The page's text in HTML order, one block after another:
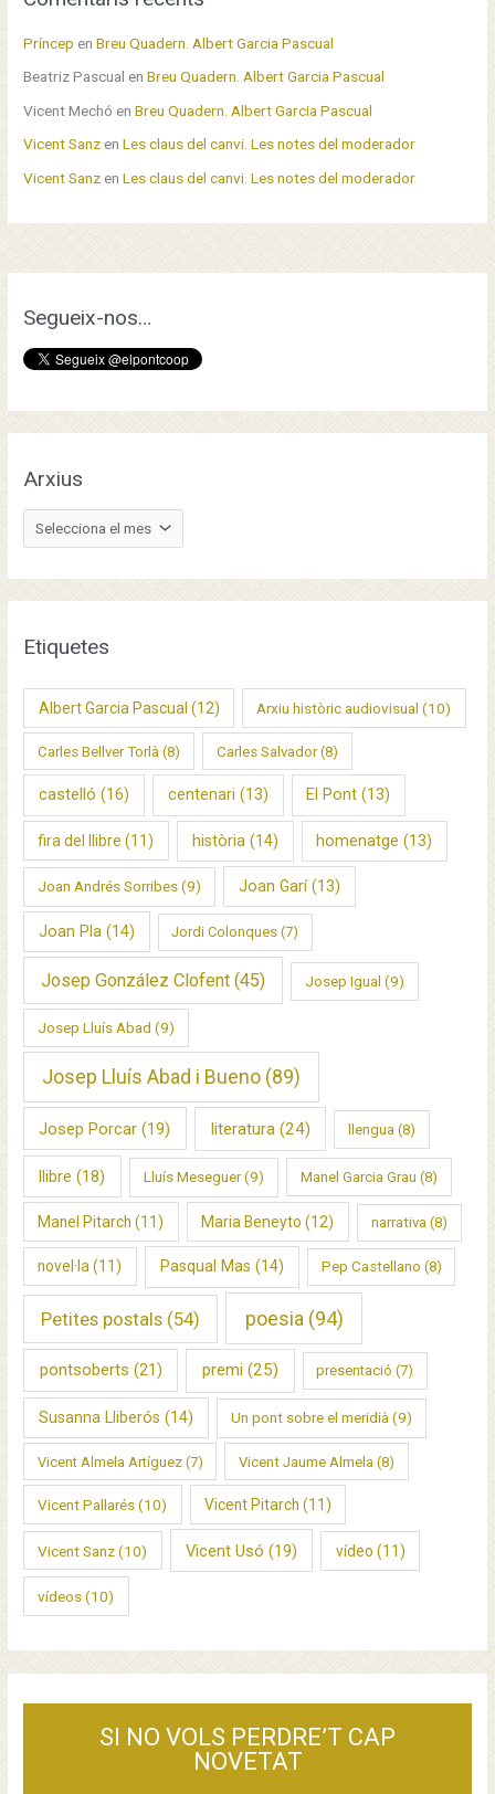
Príncep enBreu Quadern. Albert Garcia Pascual
Beatriz Pascual enBreu Quadern. Albert Garcia Pascual
Vicent Mechó enBreu Quadern. Albert Garcia Pascual
Vicent Sanz enLes claus del canvi. Les notes del moderador
Vicent Sanz enLes claus del canvi. Les notes del moderador
Segueix-nos…
Arxius
r
x
u
Etiquetes
Albert Garcia Pascual (12) Arxiu històric audiovisual (10)
Carles Bellver Torlà (8) Carles Salvador(8)
castelló (16) centenari (13) El Pont (13)
fira del llibre (11) història (14) homenatge (13)
Joan Andrés Sorribes (9) Joan Garí(13)
Joan Pla(14) Jordi Colonques (7)
Josep González Clofent(45) Josep Igual (9)
Josep Lluís Abad (9)
Josep Lluís Abad i Bueno (89)
Josep Porcar (19) literatura(24) llengua (8)
llibre (18) Lluís Meseguer(9) Manel Garcia Grau (8)
Manel Pitarch (11) Maria Beneyto (12) narrativa(8)
novel·la(11) Pasqual Mas (14) Pep Castellano (8)
Petites postals (54) poesia (94)
pontsoberts (21) premi(25) presentació (7)
Susanna Lliberós (14) Un pont sobre el meridià(9)
Vicent Almela Artíguez(7) Vicent Jaume Almela (8)
Vicent Pallarés(10) Vicent Pitarch (11)
Vicent Sanz(10) Vicent Usó (19) vídeo (11)
vídeos(10)
SI NO VOLS PERDRE’T CAP
NOVETAT